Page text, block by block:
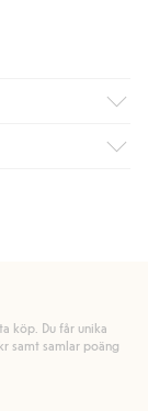
till butik
medlem.
köp. Du får unika
samt samlar poäng